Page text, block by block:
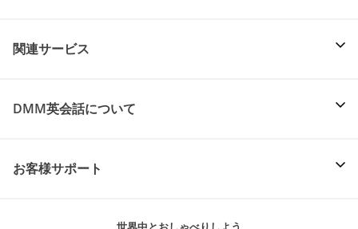
関連サービス
DMM英会話について
お客様サポート